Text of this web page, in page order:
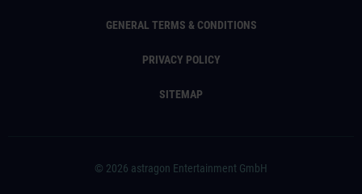
GENERAL TERMS & CONDITIONS
PRIVACY POLICY
SITEMAP
© 2026 astragon Entertainment GmbH